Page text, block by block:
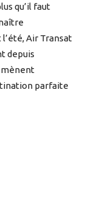
qu’il faut
Air Transat
depuis
mènent
parfaite